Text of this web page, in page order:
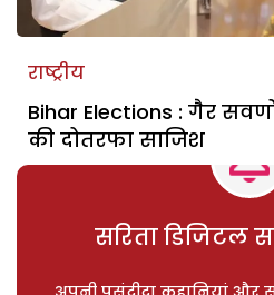
राष्ट्रीय
Bihar Elections : गैर
की दोतरफा साजिश
सरिता डिजिटल